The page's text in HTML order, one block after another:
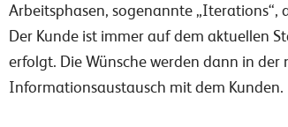
Arbeitsphasen, sogenannte „Iterations“,
Der Kunde ist immer auf dem aktuellen
erfolgt. Die Wünsche werden dann in
Informationsaustausch mit dem Kunden.